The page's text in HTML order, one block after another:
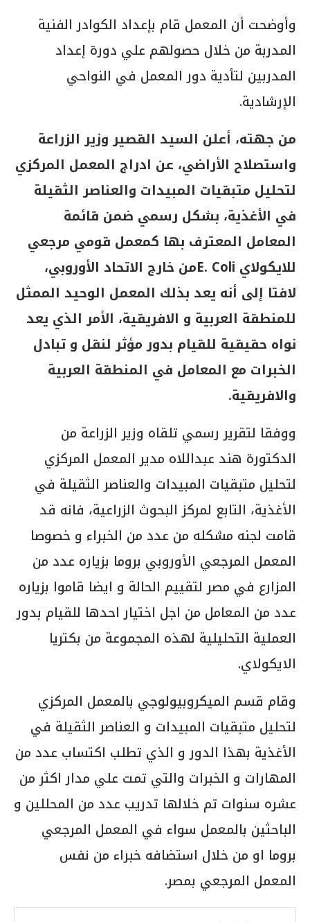
وأوضحت أن المعمل قام بإعداد الكوادر الفنية
المدربة من خلال حصولهم علي دورة إعداد
المدربين لتأدية دور المعمل في النواحي
الإرشادية.
من جهته، أعلن السيد القصير وزير الزراعة
واستصلاح الأراضي، عن ادراج المعمل المركزي
لتحليل متبقيات المبيدات والعناصر الثقيلة
في الأغذية، بشكل رسمي ضمن قائمة
المعامل المعترف بها كمعمل قومي مرجعي
للايكولاي E. Coliمن خارج الاتحاد الأوروبي،
لافتا إلى أنه يعد بذلك المعمل الوحيد الممثل
للمنطقة العربية و الافريقية، الأمر الذي يعد
نواه حقيقية للقيام بدور مؤثر لنقل و تبادل
الخبرات مع المعامل في المنطقة العربية
والافريقية.
ووفقا لتقرير رسمي تلقاه وزير الزراعة من
الدكتورة هند عبداللاه مدير المعمل المركزي
لتحليل متبقيات المبيدات والعناصر الثقيلة في
الأغذية، التابع لمركز البحوث الزراعية، فانه قد
قامت لجنه مشكله من عدد من الخبراء و خصوصا
المعمل المرجعي الأوروبي بروما بزياره عدد من
المزارع في مصر لتقييم الحالة و ايضا قاموا بزياره
عدد من المعامل من اجل اختيار احدها للقيام بدور
العملية التحليلية لهذه المجموعة من بكتريا
الايكولاي.
وقام قسم الميكروبيولوجي بالمعمل المركزي
لتحليل متبقيات المبيدات و العناصر الثقيلة في
الأغذية بهذا الدور و الذي تطلب اكتساب عدد من
المهارات و الخبرات والتي تمت علي مدار اكثر من
عشره سنوات تم خلالها تدريب عدد من المحللين و
الباحثين بالمعمل سواء في المعمل المرجعي
بروما او من خلال استضافه خبراء من نفس
المعمل المرجعي بمصر.